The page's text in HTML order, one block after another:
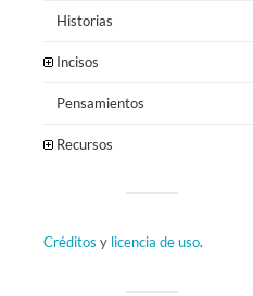
Historias
Incisos
Pensamientos
Recursos
Créditos y licencia de uso.